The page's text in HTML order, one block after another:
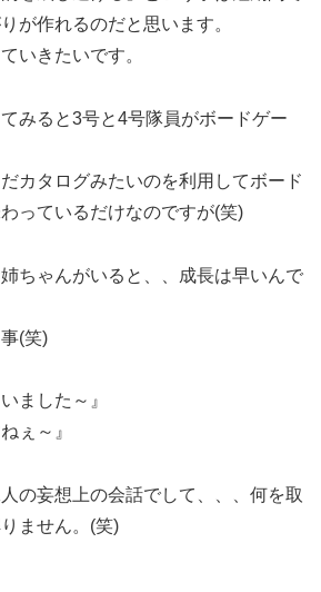
が作れるのだと思います。
いきたいです。
みると3号と4号隊員がボードゲー
カタログみたいのを利用してボード
っているだけなのですが(笑)
姉ちゃんがいると、、成長は早いんで
(笑)
ました～』
ぇ～』
の妄想上の会話でして、、、何を取
ません。(笑)